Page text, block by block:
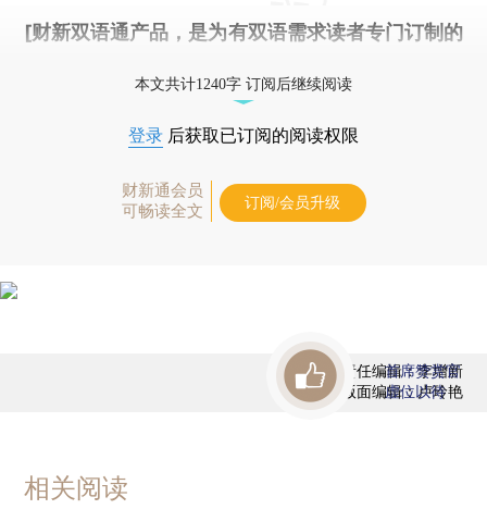
[财新双语通产品，是为有双语需求读者专门订制的
本文共计1240字 订阅后继续阅读
登录 后获取已订阅的阅读权限
财新通会员
可畅读全文
订阅/会员升级
责任编辑：李增新
版面编辑：卢玲艳
首席赞赏官
虚位以待
相关阅读